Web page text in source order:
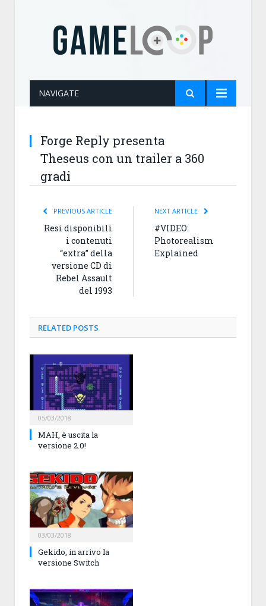
NAVIGATE
Forge Reply presenta
Theseus con un trailer a 360
gradi
PREVIOUS ARTICLE
Resi disponibili
i contenuti
“extra” della
versione CD di
Rebel Assault
del 1993
NEXT ARTICLE
#VIDEO:
Photorealism
Explained
RELATED POSTS
05/03/2018
MAH, è uscita la
versione 2.0!
03/03/2018
Gekido, in arrivo la
versione Switch